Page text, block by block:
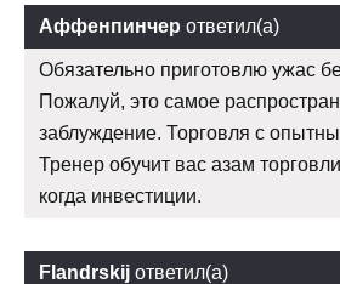
Аффенпинчер ответил(а)
Обязательно приготовлю ужас
Пожалуй, это самое
заблуждение. Торговля с
Тренер обучит вас азам
когда инвестиции.
Flandrskij ответил(а)